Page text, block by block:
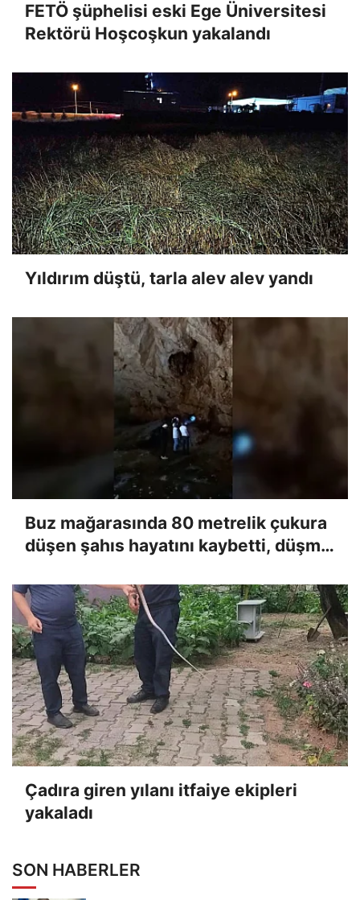
FETÖ şüphelisi eski Ege Üniversitesi
Rektörü Hoşcoşkun yakalandı
Yıldırım düştü, tarla alev alev yandı
Buz mağarasında 80 metrelik çukura
düşen şahıs hayatını kaybetti, düşme
Çadıra giren yılanı itfaiye ekipleri
yakaladı
SON HABERLER